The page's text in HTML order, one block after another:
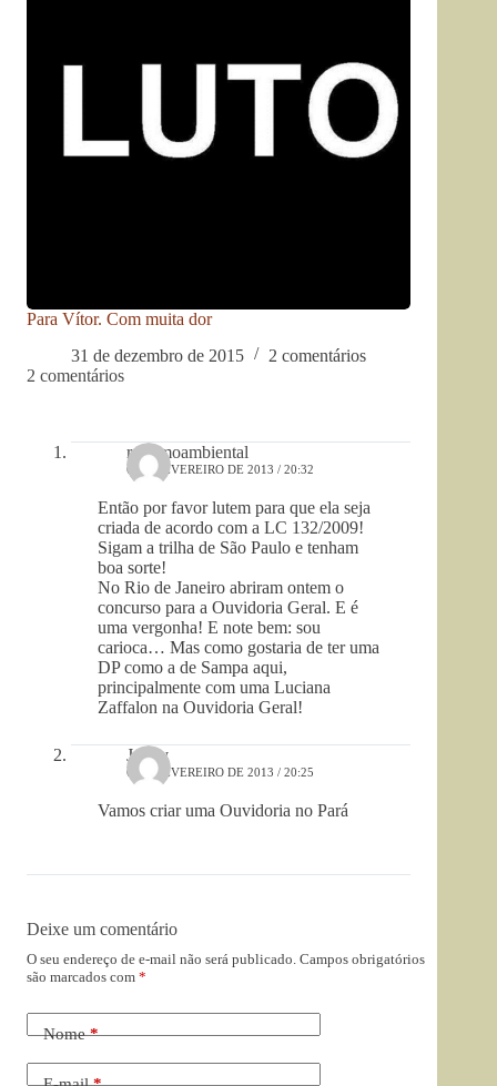
Para Vítor. Com muita dor
31 de dezembro de 2015
2 comentários
2 comentários
racismoambiental
6 DE FEVEREIRO DE 2013 / 20:32
Então por favor lutem para que ela seja
criada de acordo com a LC 132/2009!
Sigam a trilha de São Paulo e tenham
boa sorte!
No Rio de Janeiro abriram ontem o
concurso para a Ouvidoria Geral. E é
uma vergonha! E note bem: sou
carioca… Mas como gostaria de ter uma
DP como a de Sampa aqui,
principalmente com uma Luciana
Zaffalon na Ouvidoria Geral!
Johny
6 DE FEVEREIRO DE 2013 / 20:25
Vamos criar uma Ouvidoria no Pará
Deixe um comentário
O seu endereço de e-mail não será publicado. Campos obrigatórios
são marcados com *
Nome*